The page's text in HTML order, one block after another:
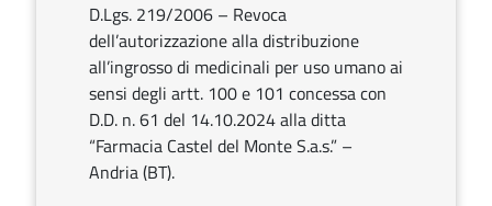
D.Lgs. 219/2006 – Revoca
dell’autorizzazione alla distribuzione
all’ingrosso di medicinali per uso umano ai
sensi degli artt. 100 e 101 concessa con
D.D. n. 61 del 14.10.2024 alla ditta
“Farmacia Castel del Monte S.a.s.” –
Andria (BT).